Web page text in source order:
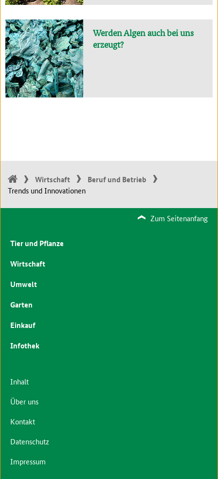
Werden Algen auch bei uns
erzeugt?
Wirtschaft Beruf und Betrieb
Trends und Innovationen
Zum Seitenanfang
Tier und Pflanze
Wirtschaft
Umwelt
Garten
Einkauf
Infothek
Inhalt
Über uns
Kontakt
Datenschutz
Impressum